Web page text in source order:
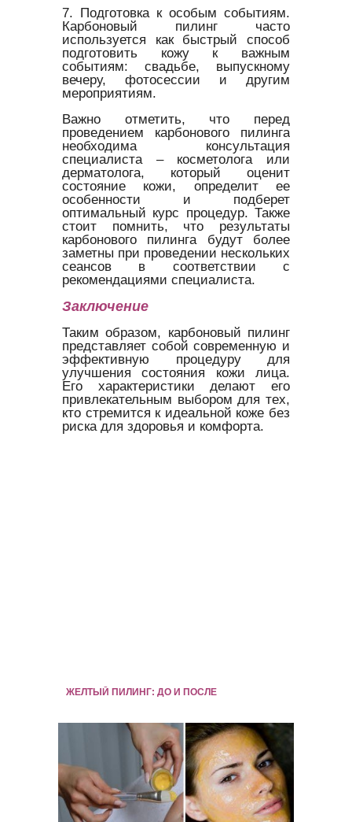
7. Подготовка к особым событиям.
Карбоновый пилинг часто
используется как быстрый способ
подготовить кожу к важным
событиям: свадьбе, выпускному
вечеру, фотосессии и другим
мероприятиям.
Важно отметить, что перед
проведением карбонового пилинга
необходима консультация
специалиста – косметолога или
дерматолога, который оценит
состояние кожи, определит ее
особенности и подберет
оптимальный курс процедур. Также
стоит помнить, что результаты
карбонового пилинга будут более
заметны при проведении нескольких
сеансов в соответствии с
рекомендациями специалиста.
Заключение
Таким образом, карбоновый пилинг
представляет собой современную и
эффективную процедуру для
улучшения состояния кожи лица.
Его характеристики делают его
привлекательным выбором для тех,
кто стремится к идеальной коже без
риска для здоровья и комфорта.
ЖЕЛТЫЙ ПИЛИНГ: ДО И ПОСЛЕ